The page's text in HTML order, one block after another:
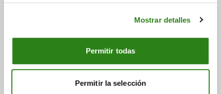
Mostrar detalles
Permitir todas
Permitir la selección
También puede
interesarte